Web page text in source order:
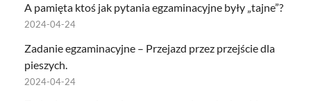
A pamięta ktoś jak pytania egzaminacyjne były „tajne”?
2024-04-24
Zadanie egzaminacyjne – Przejazd przez przejście dla
pieszych.
2024-04-24